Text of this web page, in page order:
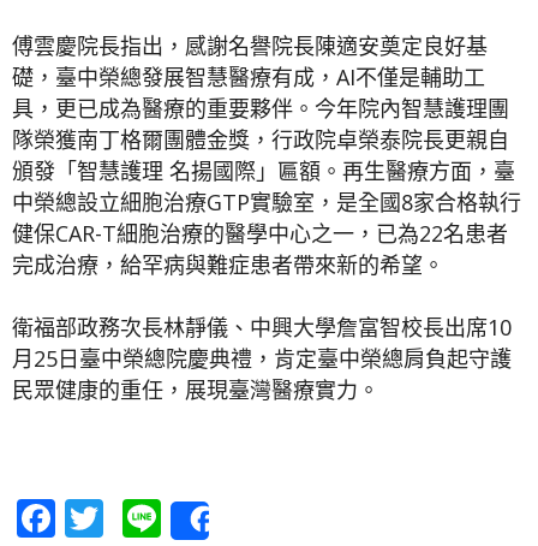
傅雲慶院長指出，感謝名譽院長陳適安奠定良好基
礎，臺中榮總發展智慧醫療有成，AI不僅是輔助工
具，更已成為醫療的重要夥伴。今年院內智慧護理團
隊榮獲南丁格爾團體金獎，行政院卓榮泰院長更親自
頒發「智慧護理 名揚國際」匾額。再生醫療方面，臺
中榮總設立細胞治療GTP實驗室，是全國8家合格執行
健保CAR-T細胞治療的醫學中心之一，已為22名患者
完成治療，給罕病與難症患者帶來新的希望。
衛福部政務次長林靜儀、中興大學詹富智校長出席10
月25日臺中榮總院慶典禮，肯定臺中榮總肩負起守護
民眾健康的重任，展現臺灣醫療實力。
Facebook
Twitter
Line